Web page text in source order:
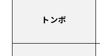
トンボ